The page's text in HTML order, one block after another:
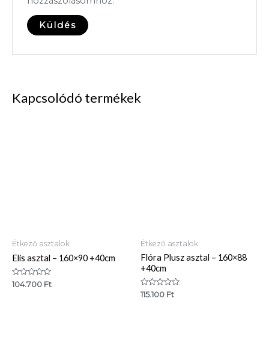
Kapcsolódó termékek
Étkező asztalok
Elis asztal – 160×90 +40cm
Értékelés:
104.700 Ft
Étkező asztalok
Flóra Plusz asztal – 160×88
+40cm
Értékelés:
115.100 Ft